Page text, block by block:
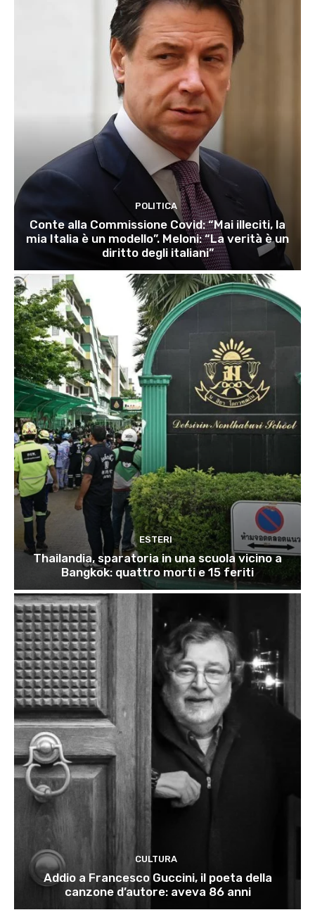
POLITICA
Conte alla Commissione Covid: “Mai illeciti, la
mia Italia è un modello”. Meloni: “La verità è un
diritto degli italiani”
ESTERI
Thailandia, sparatoria in una scuola vicino a
Bangkok: quattro morti e 15 feriti
CULTURA
Addio a Francesco Guccini, il poeta della
canzone d’autore: aveva 86 anni